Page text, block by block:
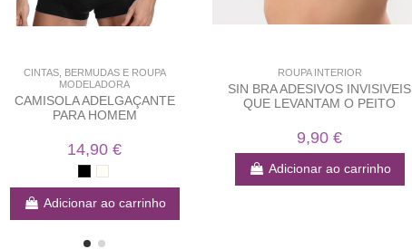
CINTAS, BERMUDAS E ROUPA
MODELADORA
CAMISOLA ADELGAÇANTE
PARA HOMEM
14,90 €
Adicionar ao carrinho
ROUPA INTERIOR
SIN BRA ADESIVOS INVISIVEIS
QUE LEVANTAM O PEITO
9,90 €
Adicionar ao carrinho